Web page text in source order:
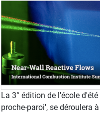
La 3° édition de l'école
proche-paroi', se déroulera